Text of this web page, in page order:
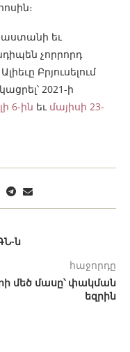
եւ
չորրորդ
Բրյուսելում
2021-ի
6-ին եւ մայիսի 23-
ն
հաջորդը
մեծ մասը՝ փակման
եզրին